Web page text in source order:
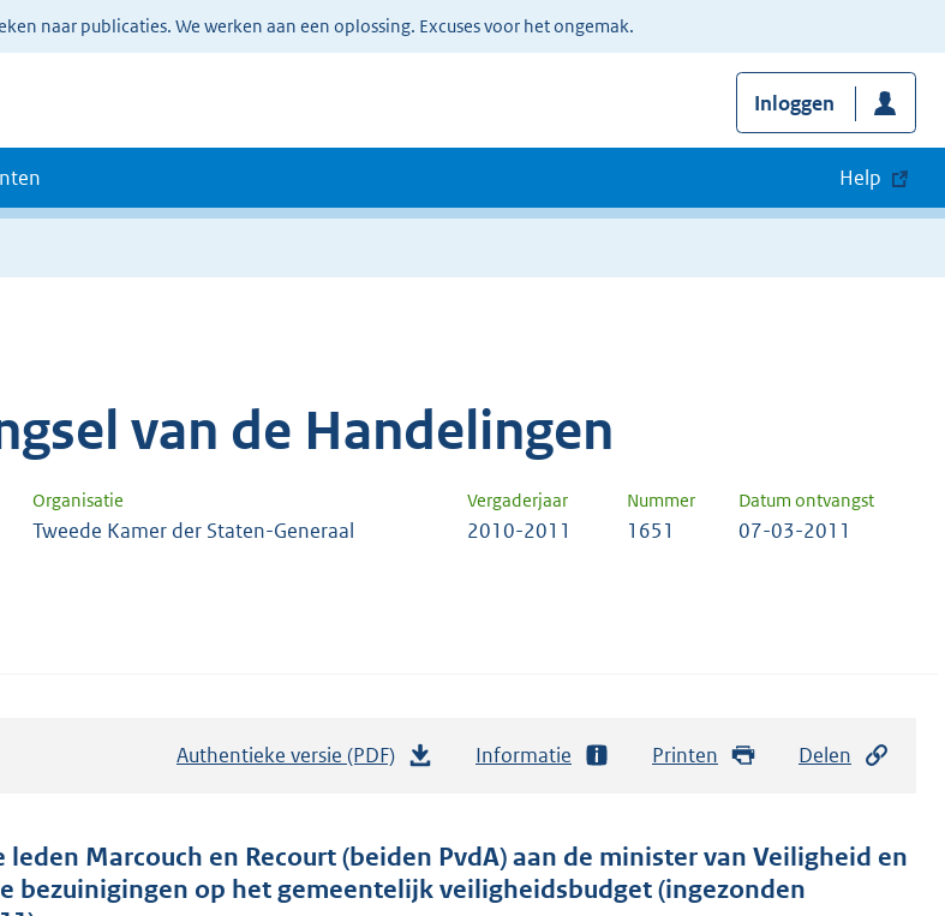
naar publicaties. We werken aan een oplossing. Excuses voor het ongemak.
Inloggen
Help
van de Handelingen
Organisatie Vergaderjaar Nummer Datum ontvangst
Tweede Kamer der Staten-Generaal 2010-2011 1651 07-03-2011
Authentieke versie (PDF)
t
a
Informatie Printen Delen
leden Marcouch en Recourt (beiden PvdA) aan de minister van Veiligheid en
bezuinigingen op het gemeentelijk veiligheidsbudget (ingezonden